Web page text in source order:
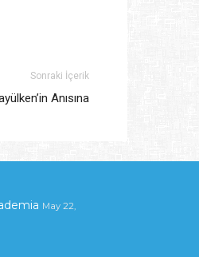
Sonraki İçerik
Anısına
May 22,